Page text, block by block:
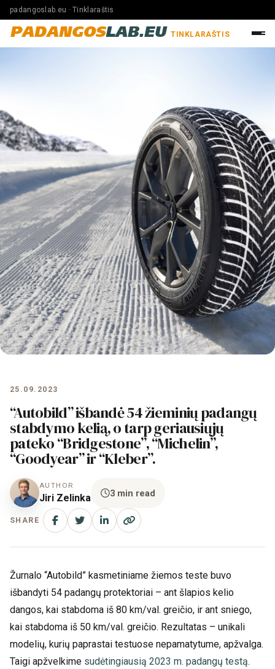
padangoslab.eu · Tinklaraštis
PADANGOSLAB.EU TINKLARAŠTIS
25.09.2023
“Autobild” išbandė 54 žieminių padangų
stabdymo kelią, o tarp geriausiųjų
pateko “Bridgestone”, “Michelin”,
“Goodyear” ir “Kleber”.
AUTHOR
Jiri Zelinka 3 min read
SHARE
Žurnalo “Autobild” kasmetiniame žiemos teste buvo
išbandyti 54 padangų protektoriai – ant šlapios kelio
dangos, kai stabdoma iš 80 km/val. greičio, ir ant sniego,
kai stabdoma iš 50 km/val. greičio. Rezultatas – unikali
modelių, kurių paprastai testuose nepamatytume, apžvalga.
Taigi apžvelkime sudėtingiausią 2023 m. padangų testą.